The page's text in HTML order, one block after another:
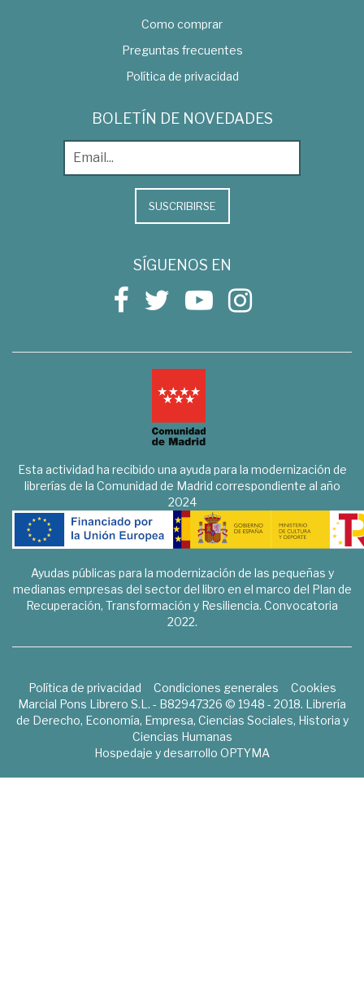
Como comprar
Preguntas frecuentes
Política de privacidad
BOLETÍN DE NOVEDADES
SUSCRIBIRSE
SÍGUENOS EN
Esta actividad ha recibido una ayuda para la modernización de
librerías de la Comunidad de Madrid correspondiente al año
2024
Ayudas públicas para la modernización de las pequeñas y
medianas empresas del sector del libro en el marco del Plan de
Recuperación, Transformación y Resiliencia. Convocatoria
2022.
Política de privacidad Condiciones generales
Cookies
Marcial Pons Librero S.L. - B82947326 © 1948 - 2018. Librería
de Derecho, Economía, Empresa, Ciencias Sociales, Historia y
Ciencias Humanas
Hospedaje y desarrollo OPTYMA